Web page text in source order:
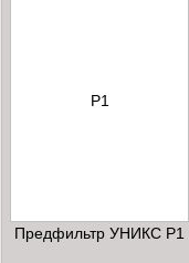
Предфильтр УНИКС Р1